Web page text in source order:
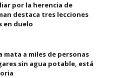
por la herencia de
destaca tres lecciones
en duelo
mata a miles de personas
sin agua potable, está